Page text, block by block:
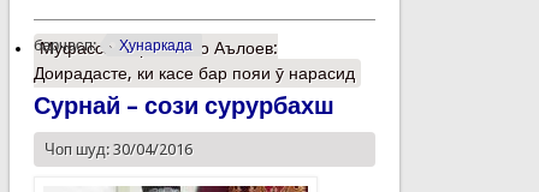
барчасп: Ҳунаркада
Муфассалтаро Аъло Аълоев:
Доирадасте, ки касе бар пояи ӯ нарасид
Сурнай – сози сурурбахш
Чоп шуд: 30/04/2016